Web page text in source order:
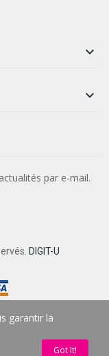


par e-mail.
DIGIT-U
garantir la
Got It!